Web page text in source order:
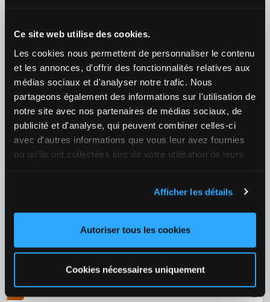
Ce site web utilise des cookies.
Les cookies nous permettent de personnaliser le contenu
et les annonces, d'offrir des fonctionnalités relatives aux
médias sociaux et d'analyser notre trafic. Nous
partageons également des informations sur l'utilisation de
notre site avec nos partenaires de médias sociaux, de
publicité et d'analyse, qui peuvent combiner celles-ci
avec d'autres informations que vous leur avez fournies
ou qu'ils ont collectées lors de votre utilisation de leurs
Afficher les détails
Autoriser tous les cookies
Cookies nécessaires uniquement
¿Quién ganará el partido?
2,87
1 1,38
2 +39
08/08 18:00
Aryna Sabalenka (BLR) / Ekaterina Alexandrova (RUS)
¿Quién ganará el partido?
1,16
1 4,20
2 +39
07/08 22:00
Herbert P-H / Krawietz K / Bergs Z / Blockx A
¿Quién ganará el partido?